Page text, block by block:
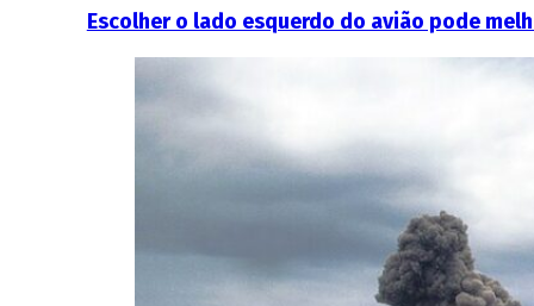
Escolher o lado esquerdo do avião pode